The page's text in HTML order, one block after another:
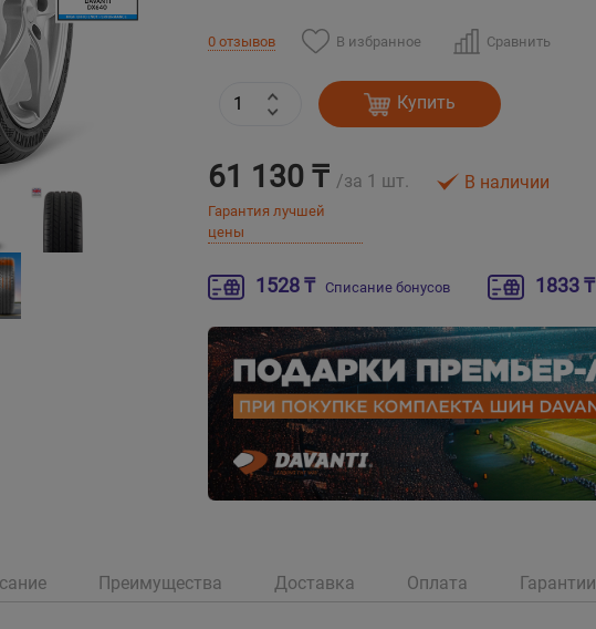
0 отзывов В избранное Сравнить
Купить
61 130 ₸ /за 1 шт.
Гарантия лучшей
цены
В наличии
1528 ₸ Списание бонусов 1833 ₸
Преимущества Доставка Оплата Гарантии